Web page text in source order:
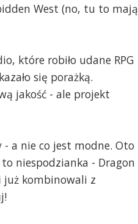
West (no, tu to mają
które robiło udane RPG
się porażką.
jakość - ale projekt
a nie co jest modne. Oto
niespodzianka - Dragon
już kombinowali z